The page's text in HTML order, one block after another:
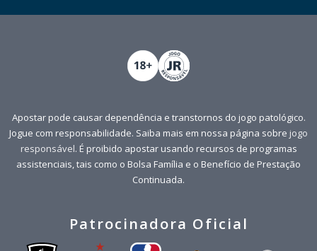
Apostar pode causar dependência e transtornos do jogo patológico.
Jogue com responsabilidade. Saiba mais em nossa página sobre jogo
responsável. É proibido apostar usando recursos de programas
assistenciais, tais como o Bolsa Família e o Benefício de Prestação
Continuada.
Patrocinadora Oficial